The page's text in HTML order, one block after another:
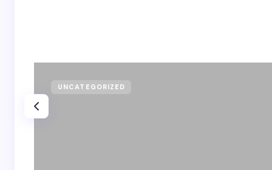
UNCATEGORIZED